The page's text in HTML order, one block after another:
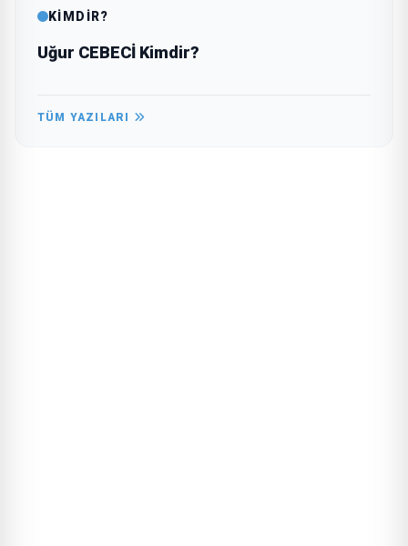
KİMDİR?
Uğur CEBECİ Kimdir?
TÜM YAZILARI